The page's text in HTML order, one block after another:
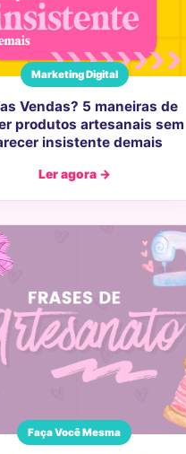
Marketing Digital
Vendas? 5 maneiras de
produtos artesanais sem
insistente demais
Ler agora →
Faça Você Mesma